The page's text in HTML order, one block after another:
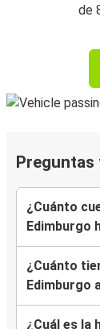
de
¿Cuánto
Edimburgo
¿Cuánto
Edimburgo
¿Cuál es la